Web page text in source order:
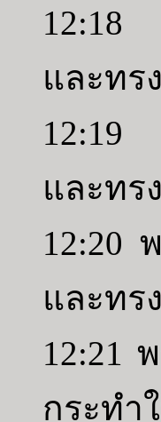
12:18
และทร
12:19
และทร
12:20
และทร
12:21
กระทำ